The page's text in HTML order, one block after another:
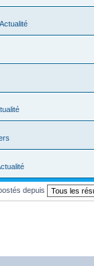
Actualité
depuis